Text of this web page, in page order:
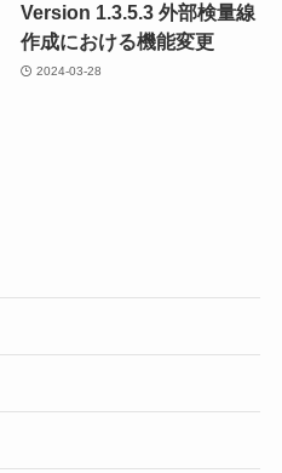
Version 1.3.5.3 外部検量線
作成における機能変更
2024-03-28